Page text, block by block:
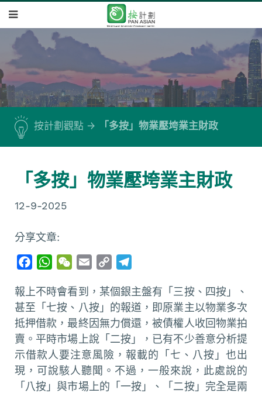
按計劃觀點 「多按」物業壓垮業主財政
「多按」物業壓垮業主財政
12-9-2025
分享文章:
c
e
b
o
o
W
a
t
s
A
p
p
W
C
h
a
t
a
i
l
p
y
L
i
n
k
l
e
g
r
a
m
報上不時會看到，某個銀主盤有「三按、四按」、
甚至「七按、八按」的報道，即原業主以物業多次
抵押借款，最終因無力償還，被債權人收回物業拍
賣。平時市場上說「二按」，已有不少善意分析提
示借款人要注意風險，報載的「七、八按」也出
現，可說駭人聽聞。不過，一般來說，此處說的
「八按」與市場上的「一按」、「二按」完全是兩